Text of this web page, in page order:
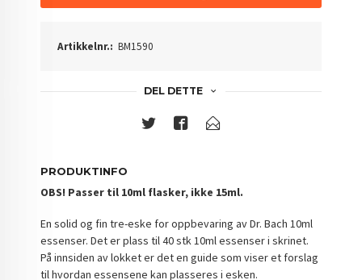
Artikkelnr.: BM1590
DEL DETTE
PRODUKTINFO
OBS! Passer til 10ml flasker, ikke 15ml.
En solid og fin tre-eske for oppbevaring av Dr. Bach 10ml
essenser. Det er plass til 40 stk 10ml essenser i skrinet.
På innsiden av lokket er det en guide som viser et forslag
til hvordan essensene kan plasseres i esken.